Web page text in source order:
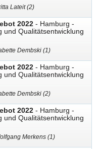
Lateit (2)
2022 - Hamburg -
und Qualitätsentwicklung
Dembski (1)
2022 - Hamburg -
und Qualitätsentwicklung
Dembski (2)
2022 - Hamburg -
und Qualitätsentwicklung
Merkens (1)